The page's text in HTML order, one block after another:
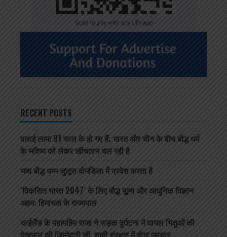
RECENT POSTS
दलाई लामा 91 साल के हो गए हैं; भारत और चीन के बीच बौद्ध धर्म
के भविष्य को लेकर खींचतान चल रही है
भव्य बौद्ध धम्म जुलूस बोमडिला में प्रवेश करता है
‘विकसित भारत 2047’ के लिए बौद्ध मूल्य और आधुनिक विज्ञान
अहम: हिमाचल के राज्यपाल
थाईलैंड के महामहिम राजा ने सड़क दुर्घटना में घायल भिक्षुओं की